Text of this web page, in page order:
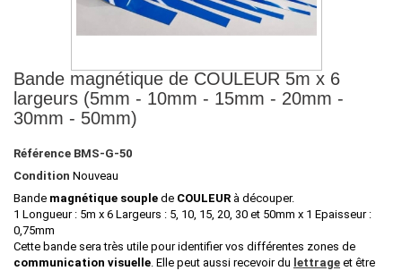
Bande magnétique de COULEUR 5m x 6
largeurs (5mm - 10mm - 15mm - 20mm -
30mm - 50mm)
Référence BMS-G-50
Condition Nouveau
Bande magnétique souple de COULEUR à découper.
1 Longueur : 5m x 6 Largeurs : 5, 10, 15, 20, 30 et 50mm x 1 Epaisseur :
0,75mm
Cette bande sera très utile pour identifier vos différentes zones de
communication visuelle. Elle peut aussi recevoir du lettrage et être